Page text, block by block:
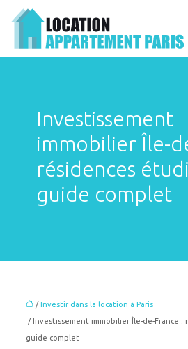
Investissement
immobilier Île-
résidences
guide complet
/Investir dans la location à Paris
/ Investissement immobilier Île-de-France :
guide complet